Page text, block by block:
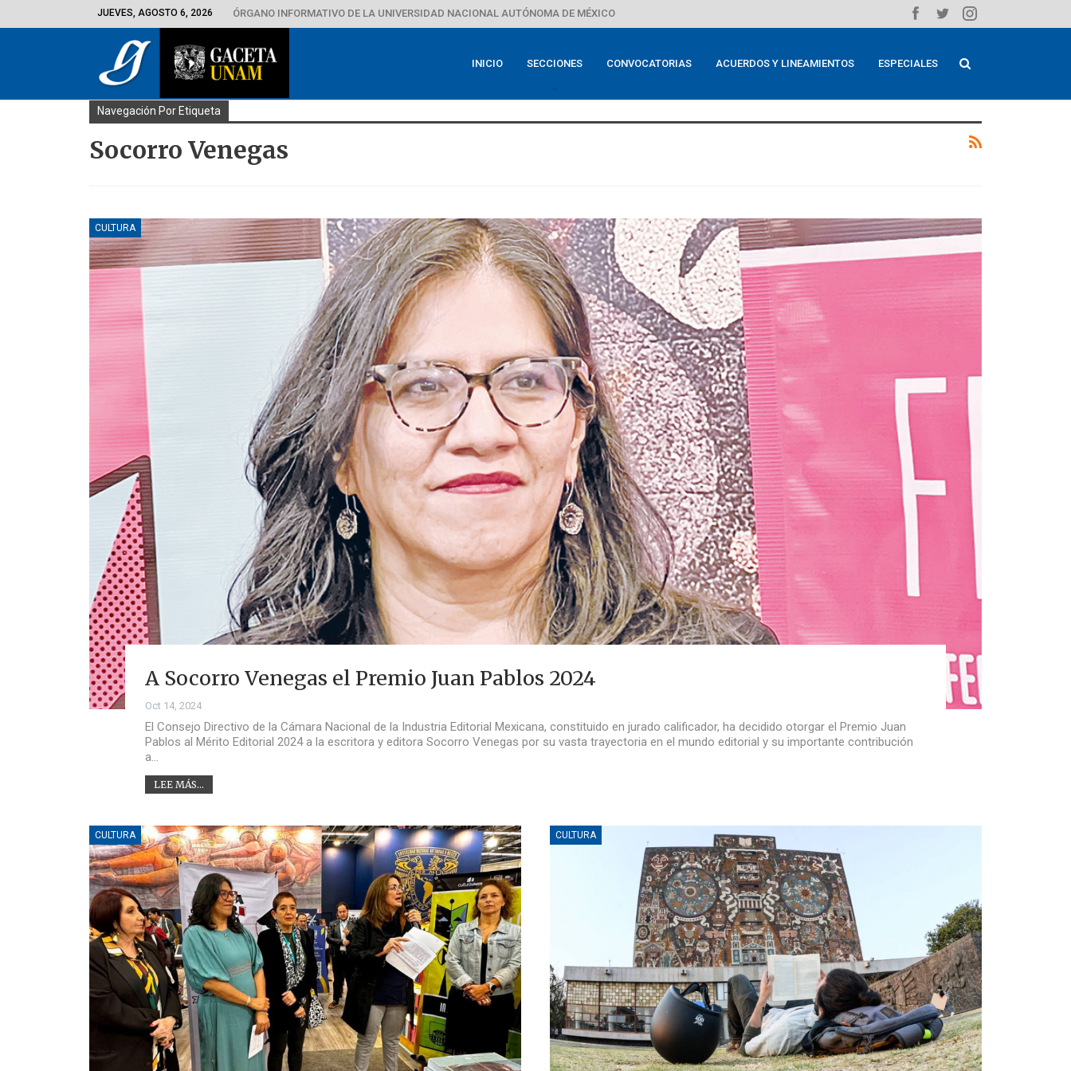
JUEVES, AGOSTO 6, 2026 ÓRGANO INFORMATIVO DE LA UNIVERSIDAD NACIONAL AUTÓNOMA DE MÉXICO
INICIO SECCIONES CONVOCATORIAS ACUERDOS Y LINEAMIENTOS ESPECIALES
Navegación Por Etiqueta
Socorro Venegas
CULTURA
A Socorro Venegas el Premio Juan Pablos 2024
Oct 14, 2024
El Consejo Directivo de la Cámara Nacional de la Industria Editorial Mexicana, constituido en jurado calificador, ha decidido otorgar el Premio Juan
Pablos al Mérito Editorial 2024 a la escritora y editora Socorro Venegas por su vasta trayectoria en el mundo editorial y su importante contribución
a…
LEE MÁS...
CULTURA CULTURA